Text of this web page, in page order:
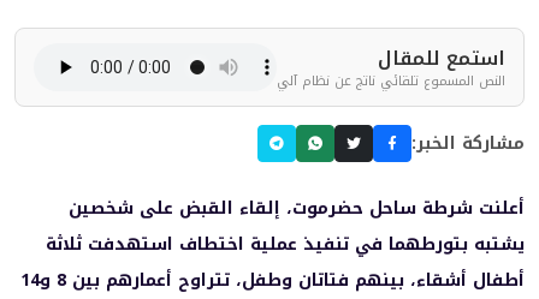
استمع للمقال
النص المسموع تلقائي ناتج عن نظام آلي
مشاركة الخبر:
أعلنت شرطة ساحل حضرموت، إلقاء القبض على شخصين
يشتبه بتورطهما في تنفيذ عملية اختطاف استهدفت ثلاثة
أطفال أشقاء، بينهم فتاتان وطفل، تتراوح أعمارهم بين 8 و14